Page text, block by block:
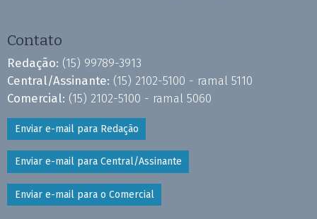
Contato
Redação: (15) 99789-3913
Central/Assinante: (15) 2102-5100 - ramal 5110
Comercial: (15) 2102-5100 - ramal 5060
Enviar e-mail para Redação
Enviar e-mail para Central/Assinante
Enviar e-mail para o Comercial